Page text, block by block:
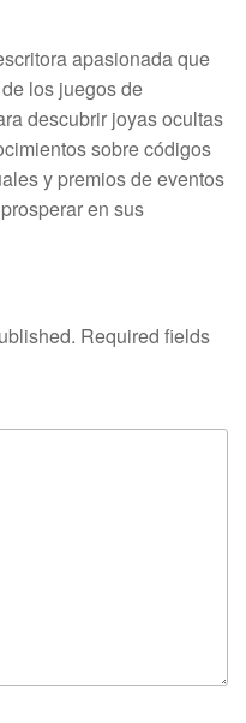
apasionada que
los juegos de
descubrir joyas ocultas
sobre códigos
y premios de eventos
en sus
Required fields